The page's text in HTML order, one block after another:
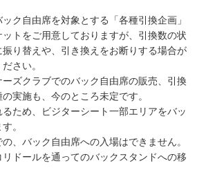
ク自由席を対象とする「各種引換企画」
トをご用意しておりますが、引換数の状
り替えや、引き換えをお断りする場合が
さい。
ーズクラブでのバック自由席の販売、引換
実施も、今のところ未定です。
るため、ビジターシート一部エリアをバッ
。
、バック自由席への入場はできません。
ドールを通ってのバックスタンドへの移